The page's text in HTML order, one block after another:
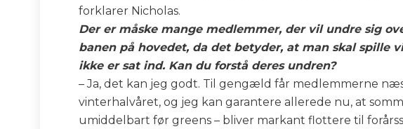
forklarer Nicholas.
Der er måske mange medlemmer, der vil undre sig
banen på hovedet, da det betyder, at man skal spille
ikke er sat ind. Kan du forstå deres undren?
– Ja, det kan jeg godt. Til gengæld får medlemmerne
vinterhalvåret, og jeg kan garantere allerede nu, at
umiddelbart før greens – bliver markant flottere til